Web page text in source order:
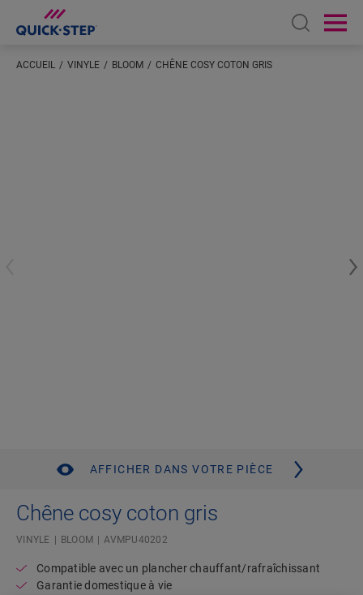
Open
ACCUEIL VINYLE BLOOM CHÊNE COSY COTON GRIS
AFFICHER DANS VOTRE PIÈCE
Chêne cosy coton gris
VINYLE BLOOM AVMPU40202
Compatible avec un plancher chauffant/rafraîchissant
Garantie domestique à vie